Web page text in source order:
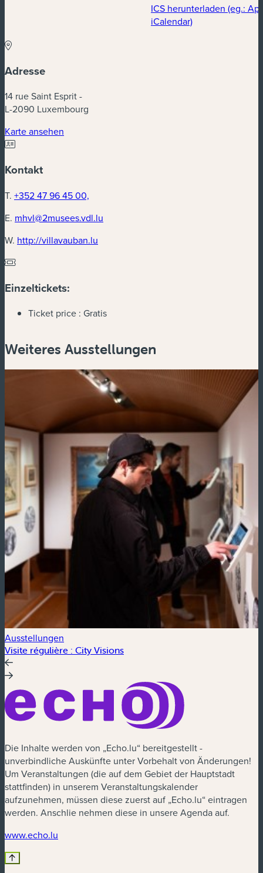
ICS herunterladen (eg.:
iCalendar)
Adresse
14 rue Saint Esprit -
L-2090 Luxembourg
Karte ansehen
Kontakt
T. +352 47 96 45 00,
E. mhvl@2musees.vdl.lu
W. http://villavauban.lu
Einzeltickets:
Ticket price : Gratis
Weiteres Ausstellungen
Ausstellungen
Visite régulière : City Visions
Die Inhalte werden von „Echo.lu“ bereitgestellt -
unverbindliche Auskünfte unter Vorbehalt von Änderungen!
Um Veranstaltungen (die auf dem Gebiet der Hauptstadt
stattfinden) in unserem Veranstaltungskalender
aufzunehmen, müssen diese zuerst auf „Echo.lu“ eintragen
werden. Anschlie nehmen diese in unsere Agenda auf.
www.echo.lu